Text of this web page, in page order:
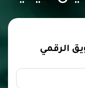
الرقمي